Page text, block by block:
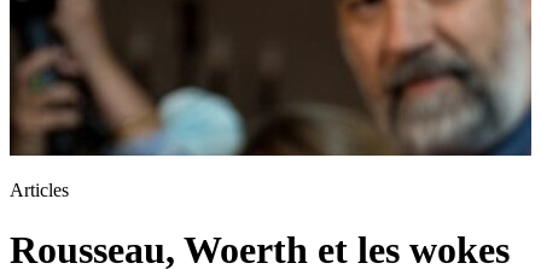
Articles
Rousseau, Woerth et les wokes